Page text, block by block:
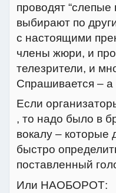
проводят
выбирают по
с настоящими
члены жюри, и
телезрители, и
Спрашивается – а
Если
, то надо было в
вокалу – которые
быстро
поставленный
Или НАОБОРОТ: